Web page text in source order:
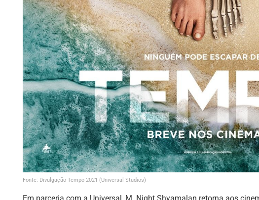
Fonte: Divulgação Tempo 2021 (Universal Studios)